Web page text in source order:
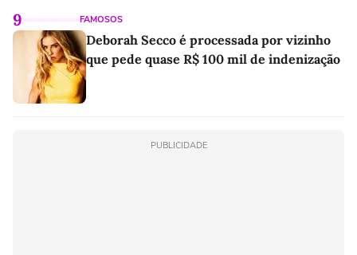
9 FAMOSOS
Deborah Secco é processada por vizinho
que pede quase R$ 100 mil de indenização
PUBLICIDADE